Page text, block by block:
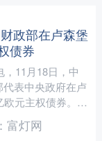
政部在卢森堡
债券
，11月18日，中
表中央政府在卢
元主权债券。其
发行利率为
富灯网